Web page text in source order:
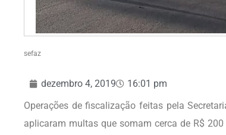
sefaz
dezembro 4, 2019
16:01 pm
Operações de fiscalização feitas pela
aplicaram multas que somam cerca de R$